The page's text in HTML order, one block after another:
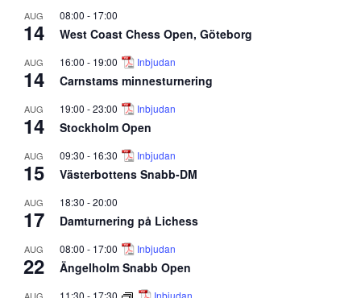
AUG
14
08:00 - 17:00
West Coast Chess Open, Göteborg
AUG
14
16:00 - 19:00 Inbjudan
Carnstams minnesturnering
AUG
14
19:00 -23:00 Inbjudan
Stockholm Open
AUG
15
09:30 - 16:30 Inbjudan
Västerbottens Snabb-DM
AUG
17
18:30 -20:00
Damturnering på Lichess
AUG
22
08:00 - 17:00 Inbjudan
Ängelholm Snabb Open
11:30 - 17:30 Inbjudan